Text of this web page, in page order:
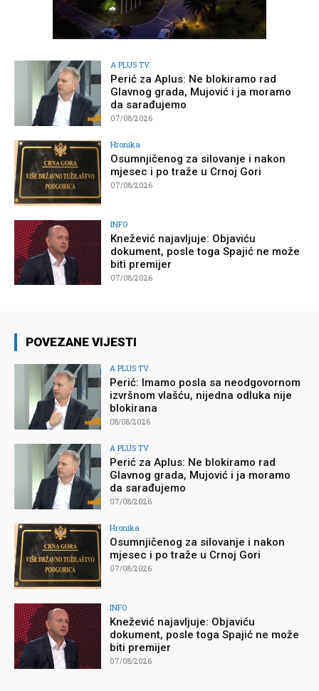
A PLUS TV
Perić za Aplus: Ne blokiramo rad
Glavnog grada, Mujović i ja moramo
da sarađujemo
07/08/2026
Hronika
Osumnjičenog za silovanje i nakon
mjesec i po traže u Crnoj Gori
07/08/2026
INFO
Knežević najavljuje: Objaviću
dokument, posle toga Spajić ne može
biti premijer
07/08/2026
POVEZANE VIJESTI
A PLUS TV
Perić: Imamo posla sa neodgovornom
izvršnom vlašću, nijedna odluka nije
blokirana
08/08/2026
A PLUS TV
Perić za Aplus: Ne blokiramo rad
Glavnog grada, Mujović i ja moramo
da sarađujemo
07/08/2026
Hronika
Osumnjičenog za silovanje i nakon
mjesec i po traže u Crnoj Gori
07/08/2026
INFO
Knežević najavljuje: Objaviću
dokument, posle toga Spajić ne može
biti premijer
07/08/2026